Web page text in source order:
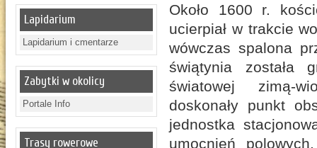
Lapidarium
Lapidarium i cmentarze
Zabytki w okolicy
Portale Info
Trasy rowerowe
Około 1600 r.
ucierpiał w trakcie
wówczas spalona
świątynia została
światowej zimą-
doskonały punkt
jednostka
umocnień